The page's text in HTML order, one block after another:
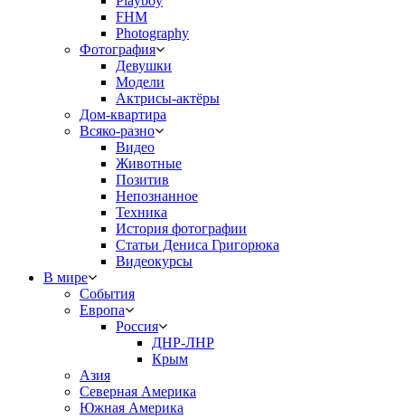
FHM
Photography
Фотография
Девушки
Модели
Актрисы-актёры
Дом-квартира
Всяко-разно
Видео
Животные
Позитив
Непознанное
Техника
История фотографии
Статьи Дениса Григорюка
Видеокурсы
В мире
События
Европа
Россия
ДНР-ЛНР
Крым
Азия
Северная Америка
Южная Америка